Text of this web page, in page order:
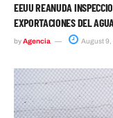
EEUU REANUDA
EXPORTACIONES DEL
byAgencia August 9,